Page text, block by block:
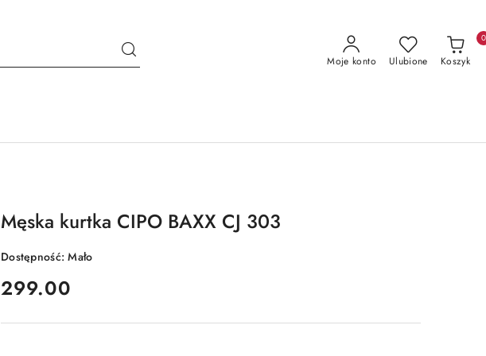
Moje konto Ulubione Koszyk
0
Męska kurtka CIPO BAXX CJ 303
Dostępność:Mało
cena:
299.00